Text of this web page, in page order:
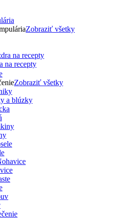
Zobraziť všetky
na recepty
Zobraziť všetky
a blúzky